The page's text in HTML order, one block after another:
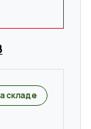
складе